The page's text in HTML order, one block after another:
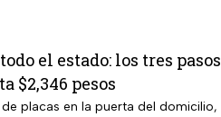
el estado: los tres
$2,346 pesos
placas en la puerta del